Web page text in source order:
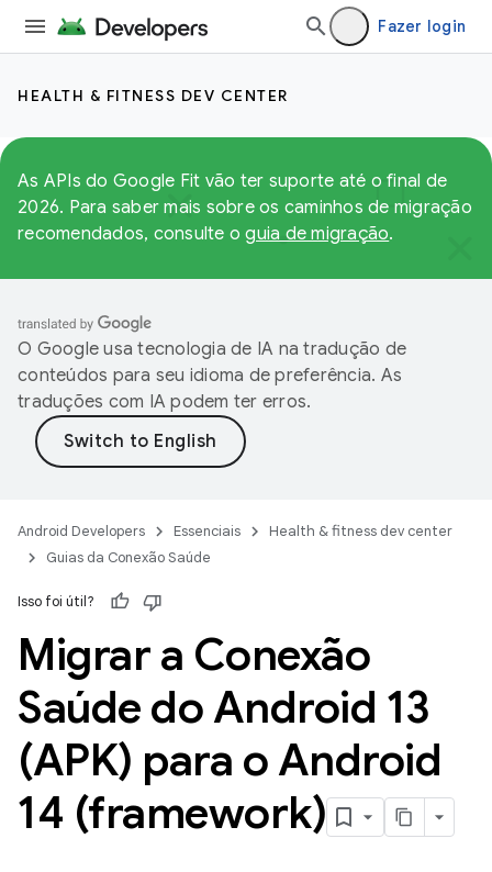
Fazer login
HEALTH & FITNESS DEV CENTER
As APIs do Google Fit vão ter suporte até o final de
2026. Para saber mais sobre os caminhos de migração
recomendados, consulte oguia de migração.
O Google usa tecnologia de IA na tradução de
conteúdos para seu idioma de preferência. As
traduções com IA podem ter erros.
Android Developers Essenciais
Health & fitness dev center
Guias da Conexão Saúde
Isso foi útil?
Migrar a Conexão
Saúde do Android 13
(APK) para o Android
14 (framework)